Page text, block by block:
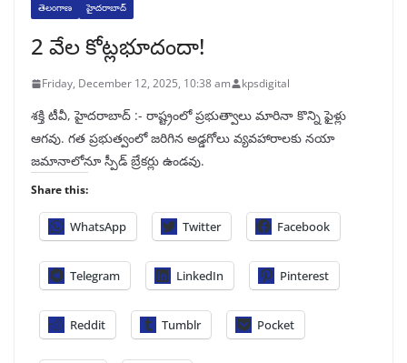
తెలంగాణ హైదరాబాద్
2 వేల కోట్లభూదందా!
Friday, December 12, 2025, 10:38 am kpsdigital
శక్తి టీవీ, హైదరాబాద్‌ :- రాష్ట్రంలో ప్రభుత్వాలు మారినా కొన్ని ఫైళ్లు
ఆగవు. గత ప్రభుత్వంలో జరిగిన అడ్డగోలు వ్యవహారాలకు నయా
జమానాలోనూ స్పీడ్‌ బ్రేకర్లు ఉండవు.
Share this:
WhatsApp Twitter Facebook
Telegram LinkedIn Pinterest
Reddit Tumblr Pocket